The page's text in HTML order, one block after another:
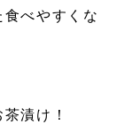
べやすくな
漬け！